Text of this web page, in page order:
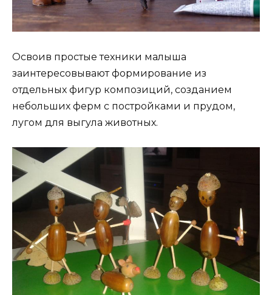
Освоив простые техники малыша
заинтересовывают формирование из
отдельных фигур композиций, созданием
небольших ферм с постройками и прудом,
лугом для выгула животных.